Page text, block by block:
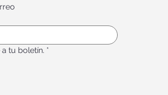
tu boletín. *